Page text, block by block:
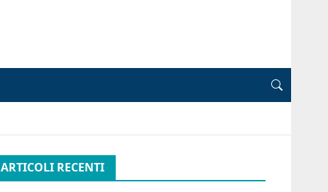
ARTICOLI RECENTI